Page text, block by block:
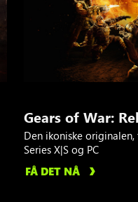
Gears of War:
Den ikoniske
Series X|S og PC
FÅ DET NÅ